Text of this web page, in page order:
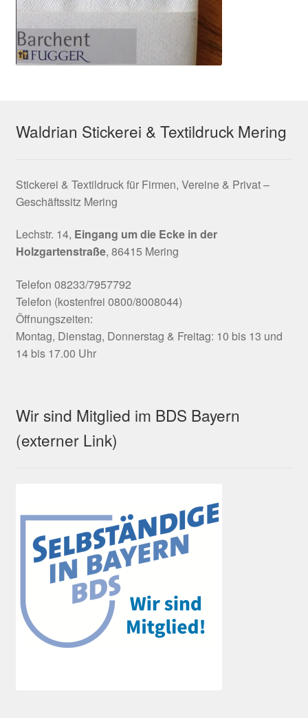
Waldrian Stickerei & Textildruck Mering
Stickerei & Textildruck für Firmen, Vereine & Privat –
Geschäftssitz Mering
Lechstr. 14, Eingang um die Ecke in der
Holzgartenstraße, 86415 Mering
Telefon 08233/7957792
Telefon (kostenfrei 0800/8008044)
Öffnungszeiten:
Montag, Dienstag, Donnerstag & Freitag: 10 bis 13 und
14 bis 17.00 Uhr
Wir sind Mitglied im BDS Bayern
(externer Link)